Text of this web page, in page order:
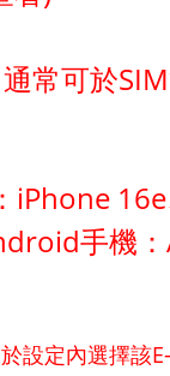
常可於
16e
手機
設定內選擇該